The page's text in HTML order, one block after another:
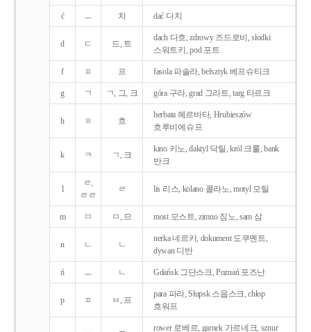
ć ㅡ 치 dać 다치
d ㄷ 드, 트
dach 다흐, zdrowy 즈드로비, słodki
스워트키, pod 포트
f ㅍ 프 fasola 파솔라, befsztyk 베프슈티크
g ㄱ ㄱ, 그, 크 góra 구라, grad 그라트, targ 타르크
h ㅎ 흐
herbata 헤르바타, Hrubieszów
흐루비에슈프
k ㅋ ㄱ, 크
kino 키노, daktyl 닥틸, król 크룰, bank
반크
l
ㄹ,
ㄹㄹ
ㄹ lis 리스, kolano 콜라노, motyl 모틸
m ㅁ ㅁ, 므 most 모스트, zimno 짐노, sam 삼
n ㄴ ㄴ
nerka 네르카, dokument 도쿠멘트,
dywan 디반
ń ㅡ ㄴ Gdańsk 그단스크, Poznań 포즈난
p ㅍ ㅂ, 프
para 파라, Słupsk 스웁스크, chłop
흐워프
rower 로베르, garnek 가르네크, sznur